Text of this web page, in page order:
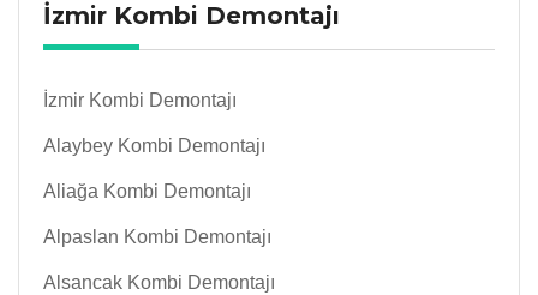
İzmir Kombi Demontajı
İzmir Kombi Demontajı
Alaybey Kombi Demontajı
Aliağa Kombi Demontajı
Alpaslan Kombi Demontajı
Alsancak Kombi Demontajı